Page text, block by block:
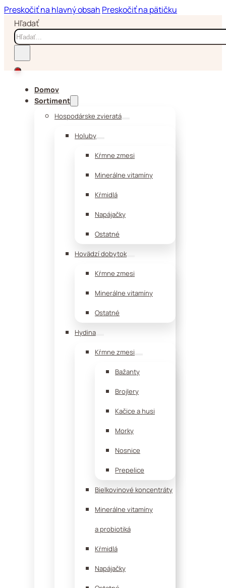
Preskočiť na hlavný obsah Preskočiť na pätičku
Hľadať
Domov
Sortiment
Hospodárske zvieratá
Holuby
Kŕmne zmesi
Minerálne vitamíny
Kŕmidlá
Napájačky
Ostatné
Hovädzí dobytok
Kŕmne zmesi
Minerálne vitamíny
Ostatné
Hydina
Kŕmne zmesi
Bažanty
Brojlery
Kačice a husi
Morky
Nosnice
Prepelice
Bielkovinové koncentráty
Minerálne vitamíny
a probiotiká
Kŕmidlá
Napájačky